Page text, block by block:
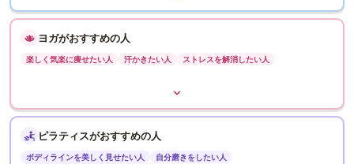
ヨガがおすすめの人
楽しく気楽に痩せたい人 汗かきたい人 ストレスを解消したい人
ピラティスがおすすめの人
ボディラインを美しく見せたい人
自分磨きをしたい人